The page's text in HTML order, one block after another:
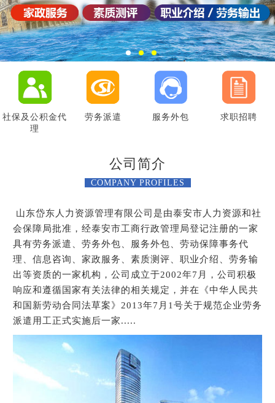
社保及公积金代
理
劳务派遣 服务外包 求职招聘
公司简介
COMPANY PROFILES
山东岱东人力资源管理有限公司是由泰安市人力资源和社
会保障局批准，经泰安市工商行政管理局登记注册的一家
具有劳务派遣、劳务外包、服务外包、劳动保障事务代
理、信息咨询、家政服务、素质测评、职业介绍、劳务输
出等资质的一家机构，公司成立于2002年7月，公司积极
响应和遵循国家有关法律的相关规定，并在《中华人民共
和国新劳动合同法草案》2013年7月1号关于规范企业劳务
派遣用工正式实施后一家.....